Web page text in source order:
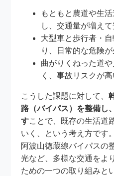
もともと農道や生
し、交通量が増え
大型車と歩行者・
り、日常的な危険
曲がりくねった道
く、事故リスクが高
こうした課題に対して、
路（バイパス）を整備し
すことで、既存の生活道
いく、という考え方です。
阿波山徳蔵線バイパスの
光など、多様な交通をよ
ための一つの取り組みと